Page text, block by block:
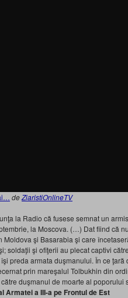
deZiaristiOnlineTV
la Radio că fusese semnat un
la Moscova. (…) Dat fiind că
şi Basarabia şi care
soldaţii şi ofiţerii au plecat captivi
preda armata duşmanului. În ce
prin mareşalul Tolbukhin din
duşmanul de moarte al poporului
Armatei a III-a pe Frontul de Est